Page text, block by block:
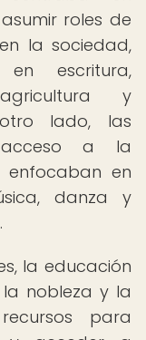
roles de
la sociedad,
escritura,
y
lado, las
acceso a la
enfocaban en
danza y
la educación
nobleza y la
para